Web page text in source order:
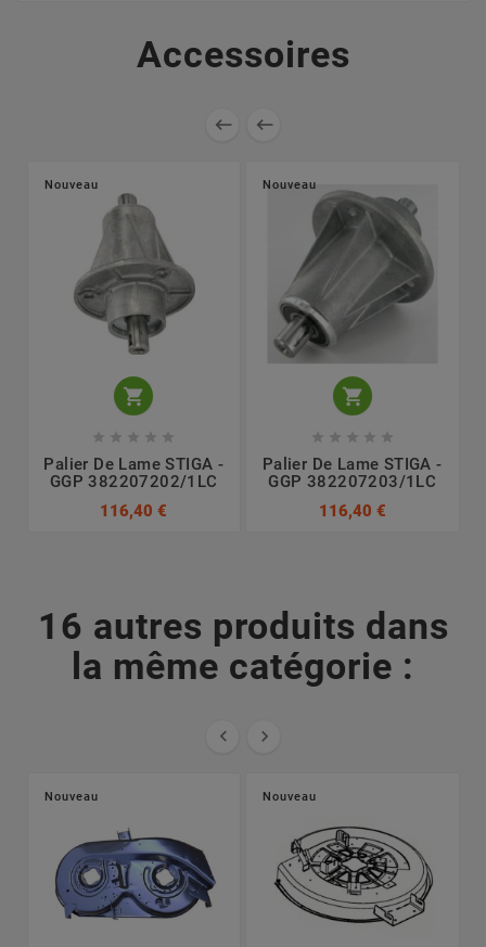
Accessoires
 
Nouveau

    
Palier De Lame STIGA -
GGP 382207202/1LC
116,40 €
Nouveau

    
Palier De Lame STIGA -
GGP 382207203/1LC
116,40 €
16 autres produits dans
la même catégorie :
 
Nouveau Nouveau